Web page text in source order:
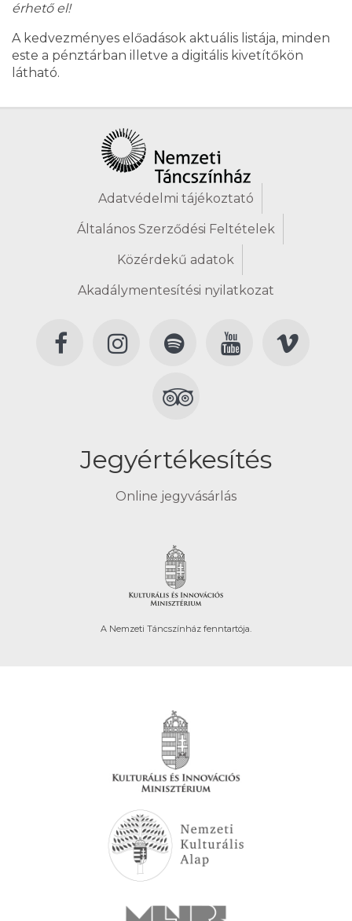
érhető el!
A kedvezményes előadások aktuális listája, minden
este a pénztárban illetve a digitális kivetítőkön
látható.
Adatvédelmi tájékoztató
Általános Szerződési Feltételek
Közérdekű adatok
Akadálymentesítési nyilatkozat
Jegyértékesítés
Online jegyvásárlás
A Nemzeti Táncszínház fenntartója.